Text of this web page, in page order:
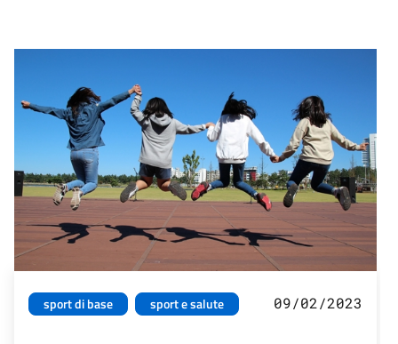
sport di base sport e salute 09/02/2023